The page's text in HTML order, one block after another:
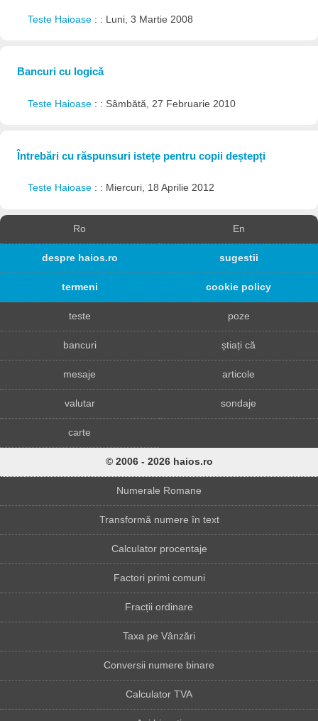
Teste Haioase : : Luni, 3 Martie 2008
Bancuri cu logică
Teste Haioase : : Sâmbătă, 27 Februarie 2010
Întrebări cu răspunsuri istețe pentru copii deștepți
Teste Haioase : : Miercuri, 18 Aprilie 2012
Ro En
despre haios.ro sugestii
termeni cookie policy
teste poze
bancuri știați că
mesaje articole
valutar sondaje
carte
© 2006 - 2026 haios.ro
Numerale Romane
Transformă numere în text
Calculator procentaje
Factori primi comuni
Fracții ordinare
Taxa pe Vânzări
Conversii numere binare
Calculator TVA